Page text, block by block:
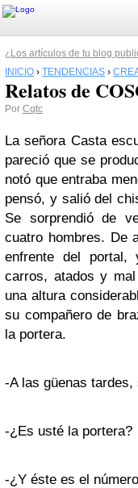
¿Los artículos de tu blog
INICIO › TENDENCIAS ›
Relatos de
Por Cqtc
La señora Casta
pareció que se
notó que entraba
pensó, y salió del
Se sorprendió de
cuatro hombres. De
enfrente del portal,
carros, atados y
una altura
su compañero de
la portera.
-A las güenas tardes,
-¿Es usté la portera?
-¿Y éste es el